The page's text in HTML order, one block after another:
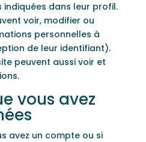
indiquées dans leur profil.
voir, modifier ou
personnelles à
de leur identifiant).
peuvent aussi voir et
vous avez
avez un compte ou si